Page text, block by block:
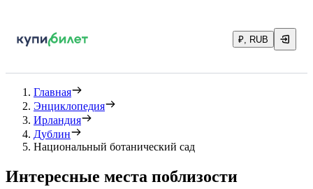
₽, RUB
Главная
Энциклопедия
Ирландия
Дублин
Национальный ботанический сад
Интересные места поблизости